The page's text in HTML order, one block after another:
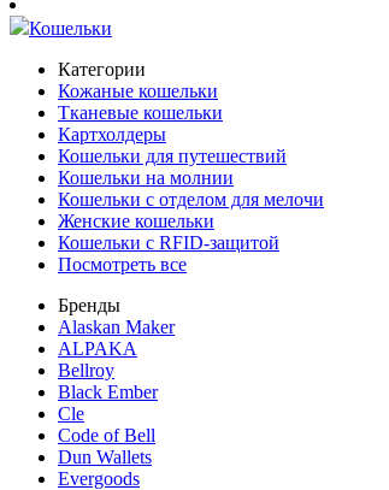
Кошельки
Категории
Кожаные кошельки
Тканевые кошельки
Картхолдеры
Кошельки для путешествий
Кошельки на молнии
Кошельки с отделом для мелочи
Женские кошельки
Кошельки с RFID-защитой
Посмотреть все
Бренды
Alaskan Maker
ALPAKA
Bellroy
Black Ember
Cle
Code of Bell
Dun Wallets
Evergoods